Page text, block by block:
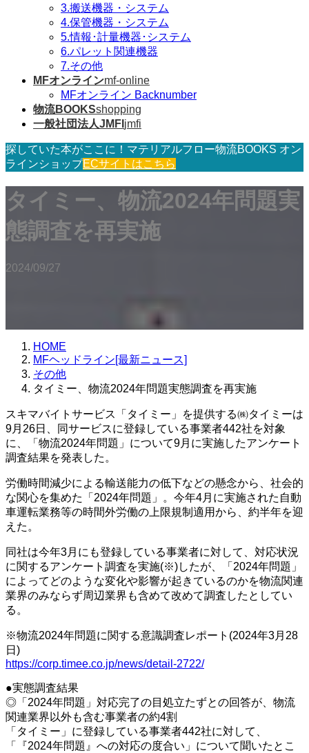
3.搬送機器・システム
4.保管機器・システム
5.情報･計量機器･システム
6.パレット関連機器
7.その他
MFオンラインmf-online
MFオンライン Backnumber
物流BOOKSshopping
一般社団法人JMFI jmfi
探していた本がここに！マテリアルフロー物流BOOKS オン
ラインショップECサイトはこちら
タイミー、物流2024年問題実
態調査を再実施
2024/09/27
HOME
MFヘッドライン[最新ニュース]
その他
タイミー、物流2024年問題実態調査を再実施
スキマバイトサービス「タイミー」を提供する㈱タイミーは
9月26日、同サービスに登録している事業者442社を対象
に、「物流2024年問題」について9月に実施したアンケート
調査結果を発表した。
労働時間減少による輸送能力の低下などの懸念から、社会的
な関心を集めた「2024年問題」。今年4月に実施された自動
車運転業務等の時間外労働の上限規制適用から、約半年を迎
えた。
同社は今年3月にも登録している事業者に対して、対応状況
に関するアンケート調査を実施(※)したが、「2024年問題」
によってどのような変化や影響が起きているのかを物流関連
業界のみならず周辺業界も含めて改めて調査したとしてい
る。
※物流2024年問題に関する意識調査レポート(2024年3月28
日)
https://corp.timee.co.jp/news/detail-2722/
●実態調査結果
◎「2024年問題」対応完了の目処立たずとの回答が、物流
関連業界以外も含む事業者の約4割
「タイミー」に登録している事業者442社に対して、
「『2024年問題』への対応の度合い」について聞いたとこ